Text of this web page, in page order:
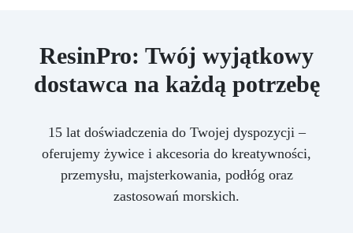
ResinPro: Twój wyjątkowy
dostawca na każdą potrzebę
15 lat doświadczenia do Twojej dyspozycji –
oferujemy żywice i akcesoria do kreatywności,
przemysłu, majsterkowania, podłóg oraz
zastosowań morskich.